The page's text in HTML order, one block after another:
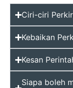
Ciri-ciri
Kebaikan
Kesan
Siapa boleh